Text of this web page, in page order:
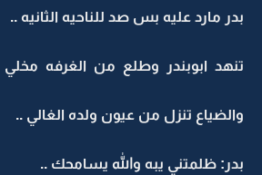
بدر مارد عليه بس صد للناحيه الثانيه ..
تنهد ابوبندر وطلع من الغرفه مخلي
والضياع تنزل من عيون ولده الغالي ..
بدر: ظلمتني يبه والله يسامحك ..